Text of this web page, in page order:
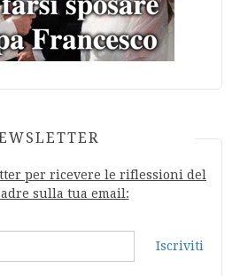
per ricevere le riflessioni del
sulla tua email:
Iscriviti